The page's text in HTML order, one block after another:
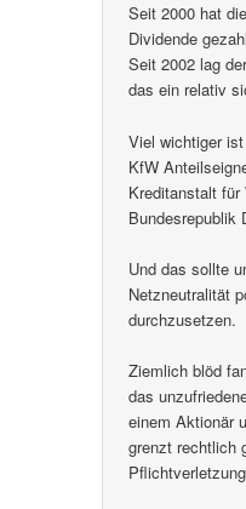
Seit 2000 hat
Dividende
Seit 2002 lag
das ein relativ
Viel wichtiger
KfW
Kreditanstalt für
Bundesrepublik
Und das sollte
Netzneutralität
durchzusetzen.
Ziemlich blöd
das
einem Aktionär
grenzt rechtlich